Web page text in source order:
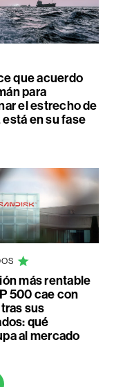
que acuerdo
para
el estrecho de
en su fase
más rentable
500 cae con
sus
qué
al mercado